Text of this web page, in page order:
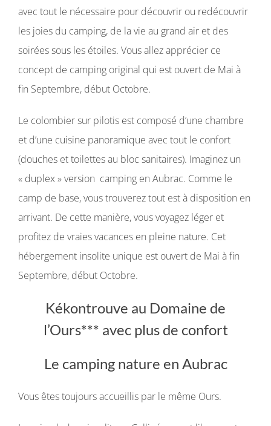
avec tout le nécessaire pour découvrir ou redécouvrir
les joies du camping, de la vie au grand air et des
soirées sous les étoiles. Vous allez apprécier ce
concept de camping original qui est ouvert de Mai à
fin Septembre, début Octobre.
Le colombier sur pilotis est composé d’une chambre
et d’une cuisine panoramique avec tout le confort
(douches et toilettes au bloc sanitaires). Imaginez un
« duplex » version camping en Aubrac. Comme le
camp de base, vous trouverez tout est à disposition en
arrivant. De cette manière, vous voyagez léger et
profitez de vraies vacances en pleine nature. Cet
hébergement insolite unique est ouvert de Mai à fin
Septembre, début Octobre.
Kékontrouve au Domaine de
l’Ours*** avec plus de confort
Le camping nature en Aubrac
Vous êtes toujours accueillis par le même Ours.